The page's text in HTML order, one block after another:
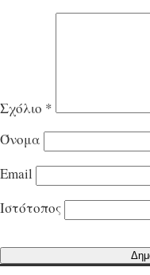
Σχόλιο *
Όνομα
Email
Ιστότοπος